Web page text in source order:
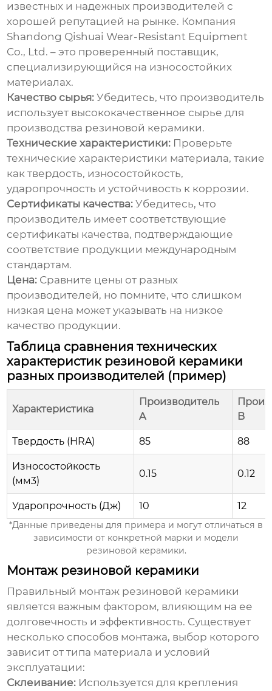
известных и надежных производителей с
хорошей репутацией на рынке. Компания
Shandong Qishuai Wear-Resistant Equipment
Co., Ltd. – это проверенный поставщик,
специализирующийся на износостойких
материалах.
Качество сырья: Убедитесь, что производитель
использует высококачественное сырье для
производства резиновой керамики.
Технические характеристики: Проверьте
технические характеристики материала, такие
как твердость, износостойкость,
ударопрочность и устойчивость к коррозии.
Сертификаты качества: Убедитесь, что
производитель имеет соответствующие
сертификаты качества, подтверждающие
соответствие продукции международным
стандартам.
Цена: Сравните цены от разных
производителей, но помните, что слишком
низкая цена может указывать на низкое
качество продукции.
Таблица сравнения технических
характеристик резиновой керамики
разных производителей (пример)
Характеристика
Производитель
A
B
Твердость (HRA) 85 88
Износостойкость
(мм3)
0.15 0.12
Ударопрочность (Дж) 10 12
*Данные приведены для примера и могут отличаться в
зависимости от конкретной марки и модели
резиновой керамики.
Монтаж резиновой керамики
Правильный монтаж резиновой керамики
является важным фактором, влияющим на ее
долговечность и эффективность. Существует
несколько способов монтажа, выбор которого
зависит от типа материала и условий
эксплуатации:
Склеивание: Используется для крепления